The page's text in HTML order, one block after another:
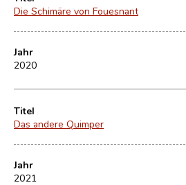
Die Schimäre von Fouesnant
Jahr
2020
Titel
Das andere Quimper
Jahr
2021